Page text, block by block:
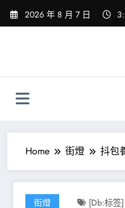
Skip
2026 年 8 月 7 日
Home 街燈 抖包
街燈 [db:标签]